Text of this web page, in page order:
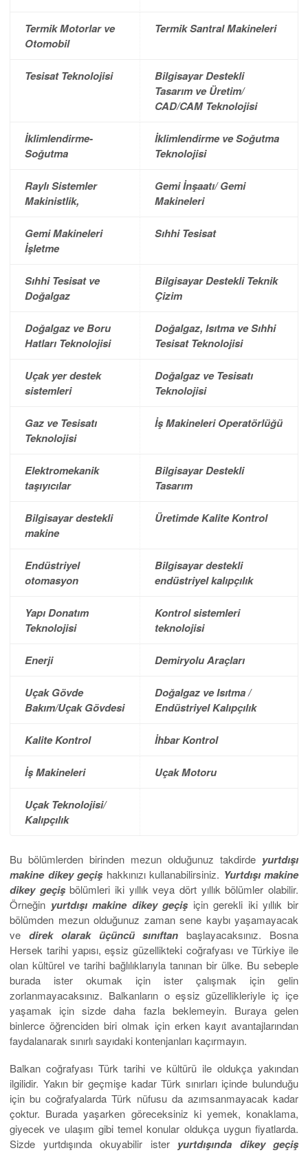
Termik Motorlar ve
Otomobil
Termik Santral Makineleri
Tesisat Teknolojisi
Bilgisayar Destekli
Tasarım ve Üretim/
CAD/CAM Teknolojisi
İklimlendirme-
Soğutma
İklimlendirme ve Soğutma
Teknolojisi
Raylı Sistemler
Makinistlik,
Gemi İnşaatı/ Gemi
Makineleri
Gemi Makineleri
İşletme
Sıhhi Tesisat
Sıhhi Tesisat ve
Doğalgaz
Bilgisayar Destekli Teknik
Çizim
Doğalgaz ve Boru
Hatları Teknolojisi
Doğalgaz, Isıtma ve Sıhhi
Tesisat Teknolojisi
Uçak yer destek
sistemleri
Doğalgaz ve Tesisatı
Teknolojisi
Gaz ve Tesisatı
Teknolojisi
İş Makineleri Operatörlüğü
Elektromekanik
taşıyıcılar
Bilgisayar Destekli
Tasarım
Bilgisayar destekli
makine
Üretimde Kalite Kontrol
Endüstriyel
otomasyon
Bilgisayar destekli
endüstriyel kalıpçılık
Yapı Donatım
Teknolojisi
Kontrol sistemleri
teknolojisi
Enerji Demiryolu Araçları
Uçak Gövde
Bakım/Uçak Gövdesi
Doğalgaz ve Isıtma /
Endüstriyel Kalıpçılık
Kalite Kontrol İhbar Kontrol
İş Makineleri Uçak Motoru
Uçak Teknolojisi/
Kalıpçılık
Bu bölümlerden birinden mezun olduğunuz takdirde yurtdışı
makine dikey geçişhakkınızı kullanabilirsiniz. Yurtdışı makine
dikey geçişbölümleri iki yıllık veya dört yıllık bölümler olabilir.
Örneğin yurtdışı makine dikey geçişiçin gerekli iki yıllık bir
bölümden mezun olduğunuz zaman sene kaybı yaşamayacak
ve direk olarak üçüncü sınıftan başlayacaksınız. Bosna
Hersek tarihi yapısı, eşsiz güzellikteki coğrafyası ve Türkiye ile
olan kültürel ve tarihi bağlılıklarıyla tanınan bir ülke. Bu sebeple
burada ister okumak için ister çalışmak için gelin
zorlanmayacaksınız. Balkanların o eşsiz güzellikleriyle iç içe
yaşamak için sizde daha fazla beklemeyin. Buraya gelen
binlerce öğrenciden biri olmak için erken kayıt avantajlarından
faydalanarak sınırlı sayıdaki kontenjanları kaçırmayın.
Balkan coğrafyası Türk tarihi ve kültürü ile oldukça yakından
ilgilidir. Yakın bir geçmişe kadar Türk sınırları içinde bulunduğu
için bu coğrafyalarda Türk nüfusu da azımsanmayacak kadar
çoktur. Burada yaşarken göreceksiniz ki yemek, konaklama,
giyecek ve ulaşım gibi temel konular oldukça uygun fiyatlarda.
Sizde yurtdışında okuyabilir ister yurtdışında dikey geçiş